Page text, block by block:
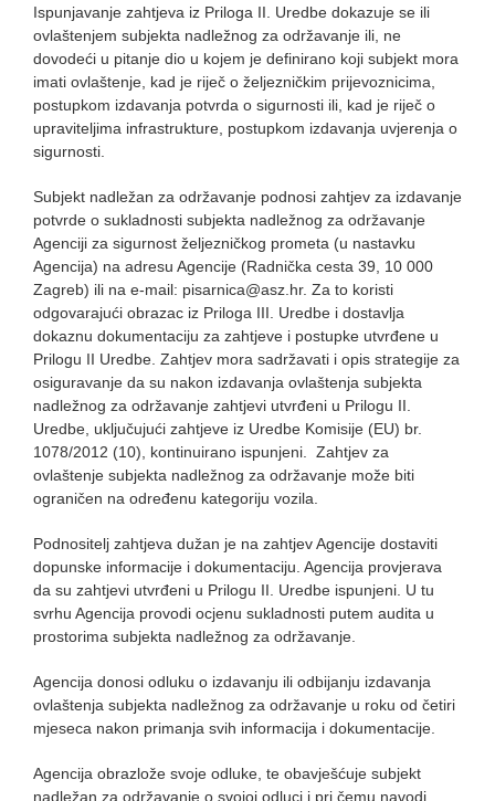
Ispunjavanje zahtjeva iz Priloga II. Uredbe dokazuje se ili
ovlaštenjem subjekta nadležnog za održavanje ili, ne
dovodeći u pitanje dio u kojem je definirano koji subjekt mora
imati ovlaštenje, kad je riječ o željezničkim prijevoznicima,
postupkom izdavanja potvrda o sigurnosti ili, kad je riječ o
upraviteljima infrastrukture, postupkom izdavanja uvjerenja o
sigurnosti.
Subjekt nadležan za održavanje podnosi zahtjev za izdavanje
potvrde o sukladnosti subjekta nadležnog za održavanje
Agenciji za sigurnost željezničkog prometa (u nastavku
Agencija) na adresu Agencije (Radnička cesta 39, 10 000
Zagreb) ili na e-mail: pisarnica@asz.hr. Za to koristi
odgovarajući obrazac iz Priloga III. Uredbe i dostavlja
dokaznu dokumentaciju za zahtjeve i postupke utvrđene u
Prilogu II Uredbe. Zahtjev mora sadržavati i opis strategije za
osiguravanje da su nakon izdavanja ovlaštenja subjekta
nadležnog za održavanje zahtjevi utvrđeni u Prilogu II.
Uredbe, uključujući zahtjeve iz Uredbe Komisije (EU) br.
1078/2012 (10), kontinuirano ispunjeni. Zahtjev za
ovlaštenje subjekta nadležnog za održavanje može biti
ograničen na određenu kategoriju vozila.
Podnositelj zahtjeva dužan je na zahtjev Agencije dostaviti
dopunske informacije i dokumentaciju. Agencija provjerava
da su zahtjevi utvrđeni u Prilogu II. Uredbe ispunjeni. U tu
svrhu Agencija provodi ocjenu sukladnosti putem audita u
prostorima subjekta nadležnog za održavanje.
Agencija donosi odluku o izdavanju ili odbijanju izdavanja
ovlaštenja subjekta nadležnog za održavanje u roku od četiri
mjeseca nakon primanja svih informacija i dokumentacije.
Agencija obrazlože svoje odluke, te obavješćuje subjekt
nadležan za održavanje o svojoj odluci i pri čemu navodi